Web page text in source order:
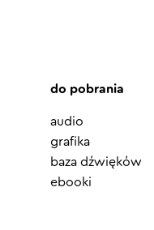
do pobrania
audio
grafika
baza dźwięków
ebooki